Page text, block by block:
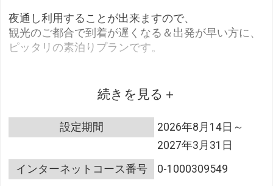
夜通し利用することが出来ますので、
観光のご都合で到着が遅くなる＆出発が早い方に、
ピッタリの素泊りプランです。
また、温泉街には飲食店がたくさんありますので、
■温泉■～源泉かけ流し１００％（泉質：単純泉）～
阿寒湖温泉の泉質は「単純泉」。
神経痛や筋肉痛に効能がある源泉を、贅沢にかけ流
続きを見る
設定期間
2026年8月14日～
2027年3月31日
インターネットコース番号
0-1000309549